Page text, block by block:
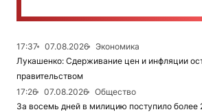
17:37 07.08.2026
Экономика
Лукашенко: Сдерживание цен и инфляции
правительством
17:26
07.08.2026
Общество
За восемь дней в милицию поступило более